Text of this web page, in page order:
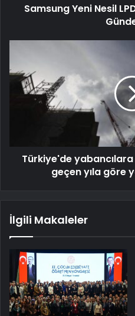
Samsung Yeni Nesil
Türkiye'de yabancılara
geçen yıla göre
İlgili Makaleler